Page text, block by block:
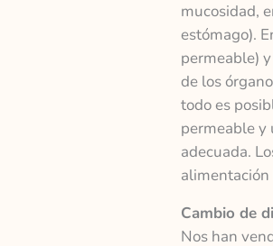
mucosidad,
estómago).
permeable)
de los
todo es
permeable y
adecuada.
Cambio de
Nos han